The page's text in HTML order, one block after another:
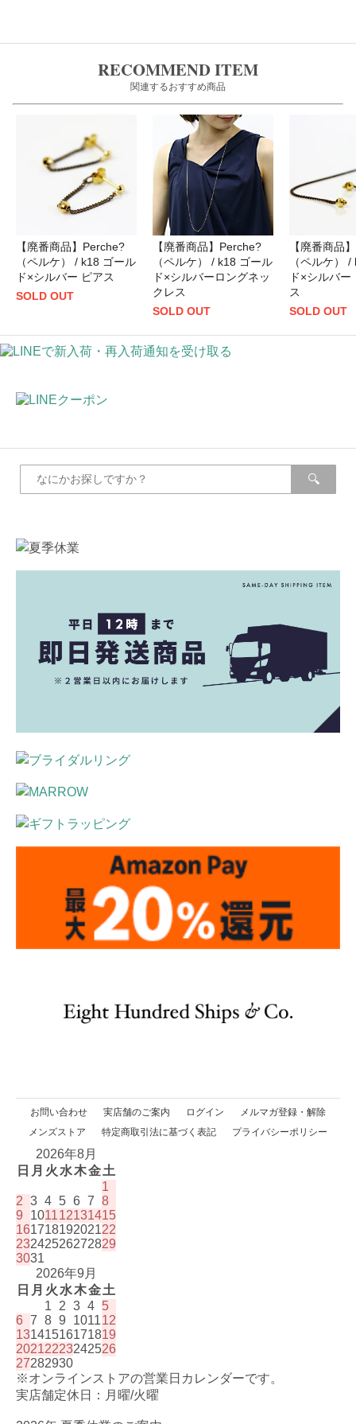
RECOMMEND ITEM
関連するおすすめ商品
【廃番商品】Perche?
（ペルケ） / k18 ゴール
ド×シルバー ピアス
SOLD OUT
【廃番商品】Perche?
（ペルケ） / k18 ゴール
ド×シルバーロングネッ
クレス
SOLD OUT
【廃番商品
（ペルケ）
ド×シルバ
ス
SOLD OUT
お問い合わせ 実店舗のご案内 ログイン
メルマガ登録・解除
メンズストア
特定商取引法に基づく表記 プライバシーポリシー
2026年8月
日 月 火 水木金土
1
2 3 4 5 6 7 8
9
101112131415
16171819202122
23242526272829
3031
2026年9月
日 月 火 水木金土
1
2 3 4 5
6 7 8 9 101112
13141516171819
20212223242526
27282930
※オンラインストアの営業日カレンダーです。
実店舗定休日：月曜/火曜